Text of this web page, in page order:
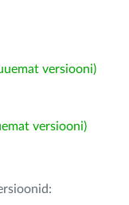
versiooni)
versiooni)